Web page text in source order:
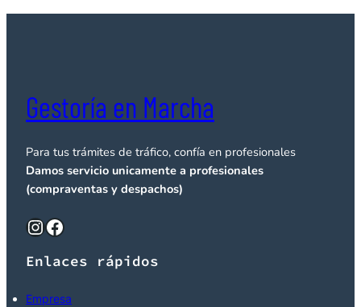
Gestoría en Marcha
Para tus trámites de tráfico, confía en profesionales
Damos servicio unicamente a profesionales
(compraventas y despachos)
InstagramFacebook
Enlaces rápidos
Empresa